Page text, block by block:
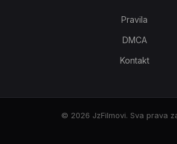
Pravila
DMCA
Kontakt
© 2026 JzFilmovi. Sva prava